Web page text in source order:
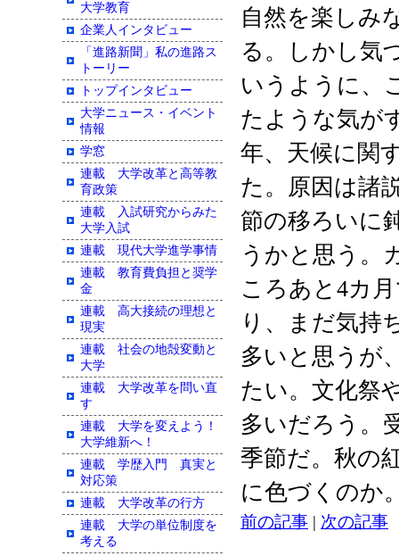
自然を楽しみ
る。しかし気
いうように、
たような気が
年、天候に関
た。原因は諸
節の移ろいに
うかと思う。
ころあと4カ
り、まだ気持
多いと思うが
たい。文化祭
多いだろう。
季節だ。秋の
に色づくのか
前の記事 | 次の記事
大学教育
企業人インタビュー
「進路新聞」私の進路ス
トーリー
トップインタビュー
大学ニュース・イベント
情報
学窓
連載 大学改革と高等教
育政策
連載 入試研究からみた
大学入試
連載 現代大学進学事情
連載 教育費負担と奨学
金
連載 高大接続の理想と
現実
連載 社会の地殻変動と
大学
連載 大学改革を問い直
す
連載 大学を変えよう！
大学維新へ！
連載 学歴入門 真実と
対応策
連載 大学改革の行方
連載 大学の単位制度を
考える